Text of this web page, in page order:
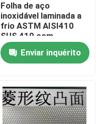
Folha de aço
inoxidável laminada a
frio ASTM AISI410
SUS 410 com
superfície polida BA
0,8*1220*2440
Enviar inquérito